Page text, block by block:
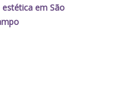
em São